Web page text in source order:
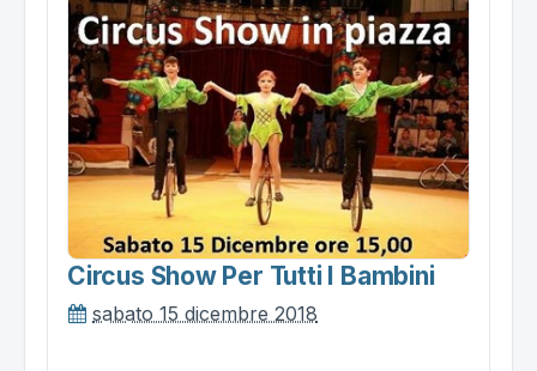
Circus Show Per Tutti I Bambini
sabato 15 dicembre 2018